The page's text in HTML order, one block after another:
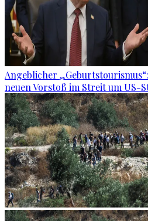
Angeblicher
neuen Vorstoß im Streit um US-